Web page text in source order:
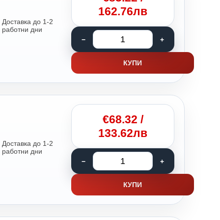
Доставка до 1-2
работни дни
162.76лв
КУПИ
Доставка до 1-2
работни дни
€68.32 /
133.62лв
КУПИ